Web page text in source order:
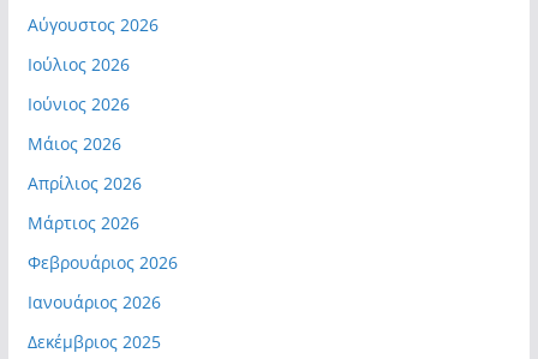
Αύγουστος 2026
Ιούλιος 2026
Ιούνιος 2026
Μάιος 2026
Απρίλιος 2026
Μάρτιος 2026
Φεβρουάριος 2026
Ιανουάριος 2026
Δεκέμβριος 2025